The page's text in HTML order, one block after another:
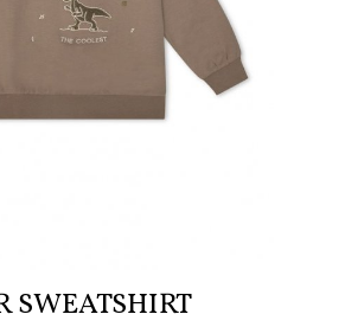
SWEATSHIRT